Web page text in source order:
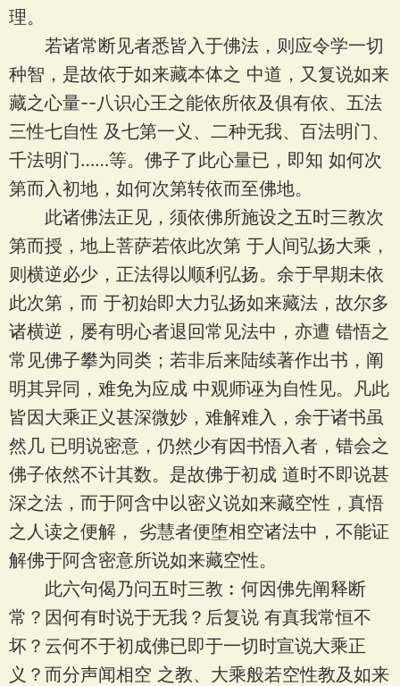
理。
若诸常断见者悉皆入于佛法，则应令学一切
种智，是故依于如来藏本体之 中道，又复说如来
藏之心量--八识心王之能依所依及俱有依、五法
三性七自性 及七第一义、二种无我、百法明门、
千法明门……等。佛子了此心量已，即知 如何次
第而入初地，如何次第转依而至佛地。
此诸佛法正见，须依佛所施设之五时三教次
第而授，地上菩萨若依此次第 于人间弘扬大乘，
则横逆必少，正法得以顺利弘扬。余于早期未依
此次第，而 于初始即大力弘扬如来藏法，故尔多
诸横逆，屡有明心者退回常见法中，亦遭 错悟之
常见佛子攀为同类；若非后来陆续著作出书，阐
明其异同，难免为应成 中观师诬为自性见。凡此
皆因大乘正义甚深微妙，难解难入，余于诸书虽
然几 已明说密意，仍然少有因书悟入者，错会之
佛子依然不计其数。是故佛于初成 道时不即说甚
深之法，而于阿含中以密义说如来藏空性，真悟
之人读之便解， 劣慧者便堕相空诸法中，不能证
解佛于阿含密意所说如来藏空性。
此六句偈乃问五时三教︰何因佛先阐释断
常？因何有时说于无我？后复说 有真我常恒不
坏？云何不于初成佛已即于一切时宣说大乘正
义？而分声闻相空 之教、大乘般若空性教及如来